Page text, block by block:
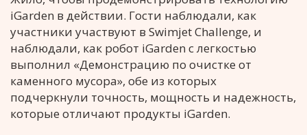
iGarden в действии. Гости наблюдали, как
участники участвуют в Swimjet Challenge, и
наблюдали, как робот iGarden с легкостью
выполнил «Демонстрацию по очистке от
каменного мусора», обе из которых
подчеркнули точность, мощность и надежность,
которые отличают продукты iGarden.